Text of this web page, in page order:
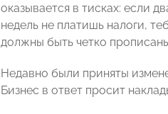
оказывается в тисках: если
недель не платишь налоги,
должны быть четко
Недавно были приняты
Бизнес в ответ просит